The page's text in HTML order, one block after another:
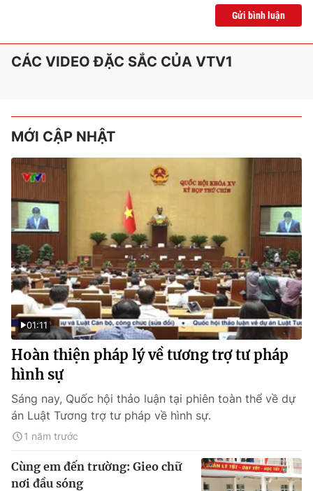
Gửi bình luận
CÁC VIDEO ĐẶC SẮC CỦA VTV1
MỚI CẬP NHẬT
01:11
Hoàn thiện pháp lý về tương trợ tư pháp
hình sự
Sáng nay, Quốc hội thảo luận tại phiên toàn thể về dự
án Luật Tương trợ tư pháp về hình sự.
1 năm trước
Cùng em đến trường: Gieo chữ
nơi đầu sóng